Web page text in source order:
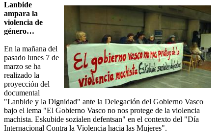
Lanbide
ampara la
violencia de
género…
En la mañana del
pasado lunes 7 de
marzo se ha
realizado la
proyección del
documental
"Lanbide y la Dignidad" ante la Delegación del Gobierno Vasco
bajo el lema "El Gobierno Vasco no nos protege de la violencia
machista. Eskubide sozialen defentsan" en el contexto del "Día
Internacional Contra la Violencia hacia las Mujeres".